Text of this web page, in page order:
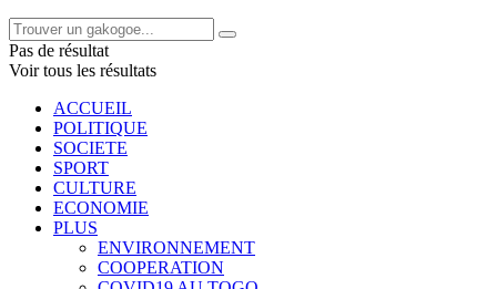
Pas de résultat
Voir tous les résultats
ACCUEIL
POLITIQUE
SOCIETE
SPORT
CULTURE
ECONOMIE
PLUS
ENVIRONNEMENT
COOPERATION